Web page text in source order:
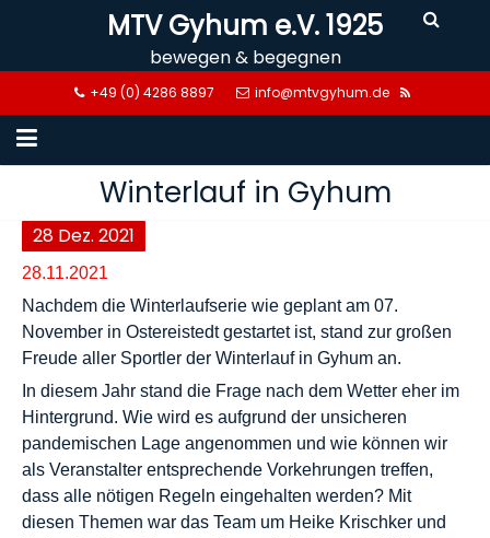
MTV Gyhum e.V. 1925
bewegen & begegnen
+49 (0) 4286 8897 info@mtvgyhum.de
Winterlauf in Gyhum
28 Dez.2021
28.11.2021
Nachdem die Winterlaufserie wie geplant am 07.
November in Ostereistedt gestartet ist, stand zur großen
Freude aller Sportler der Winterlauf in Gyhum an.
In diesem Jahr stand die Frage nach dem Wetter eher im
Hintergrund. Wie wird es aufgrund der unsicheren
pandemischen Lage angenommen und wie können wir
als Veranstalter entsprechende Vorkehrungen treffen,
dass alle nötigen Regeln eingehalten werden? Mit
diesen Themen war das Team um Heike Krischker und